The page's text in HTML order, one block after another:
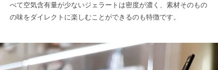
べて空気含有量が少ないジェラートは密度が濃く、素材そのもの
の味をダイレクトに楽しむことができるのも特徴です。